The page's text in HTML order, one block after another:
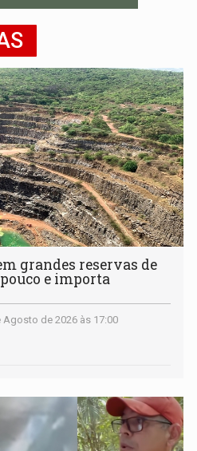
grandes reservas de
e importa
Agosto de 2026 às 17:00